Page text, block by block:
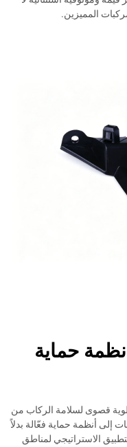
المميزين.
حماية
قصوى لسلامة الركاب من
إلى أنظمة حماية فعّالة بدلاً
الاستراتيجي لمناطق